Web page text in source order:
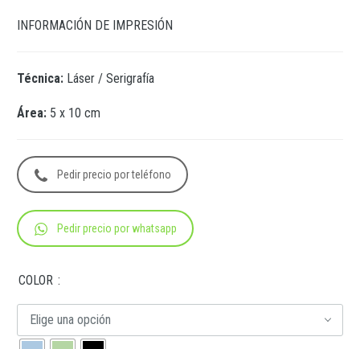
INFORMACIÓN DE IMPRESIÓN
Técnica: Láser / Serigrafía
Área: 5 x 10 cm
Pedir precio por teléfono
Pedir precio por whatsapp
COLOR
Elige una opción